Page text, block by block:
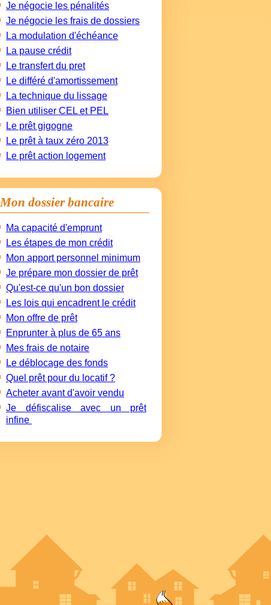
Je négocie les pénalités
Je négocie les frais de dossiers
La modulation d'échéance
La pause crédit
Le transfert du pret
Le différé d'amortissement
La technique du lissage
Bien utiliser CEL et PEL
Le prêt gigogne
Le prêt à taux zéro 2013
Le prêt action logement
Mon dossier bancaire
Ma capacité d'emprunt
Les étapes de mon crédit
Mon apport personnel minimum
Je prépare mon dossier de prêt
Qu'est-ce qu'un bon dossier
Les lois qui encadrent le crédit
Mon offre de prêt
Enprunter à plus de 65 ans
Mes frais de notaire
Le déblocage des fonds
Quel prêt pour du locatif ?
Acheter avant d'avoir vendu
Je défiscalise avec un prêt
infine